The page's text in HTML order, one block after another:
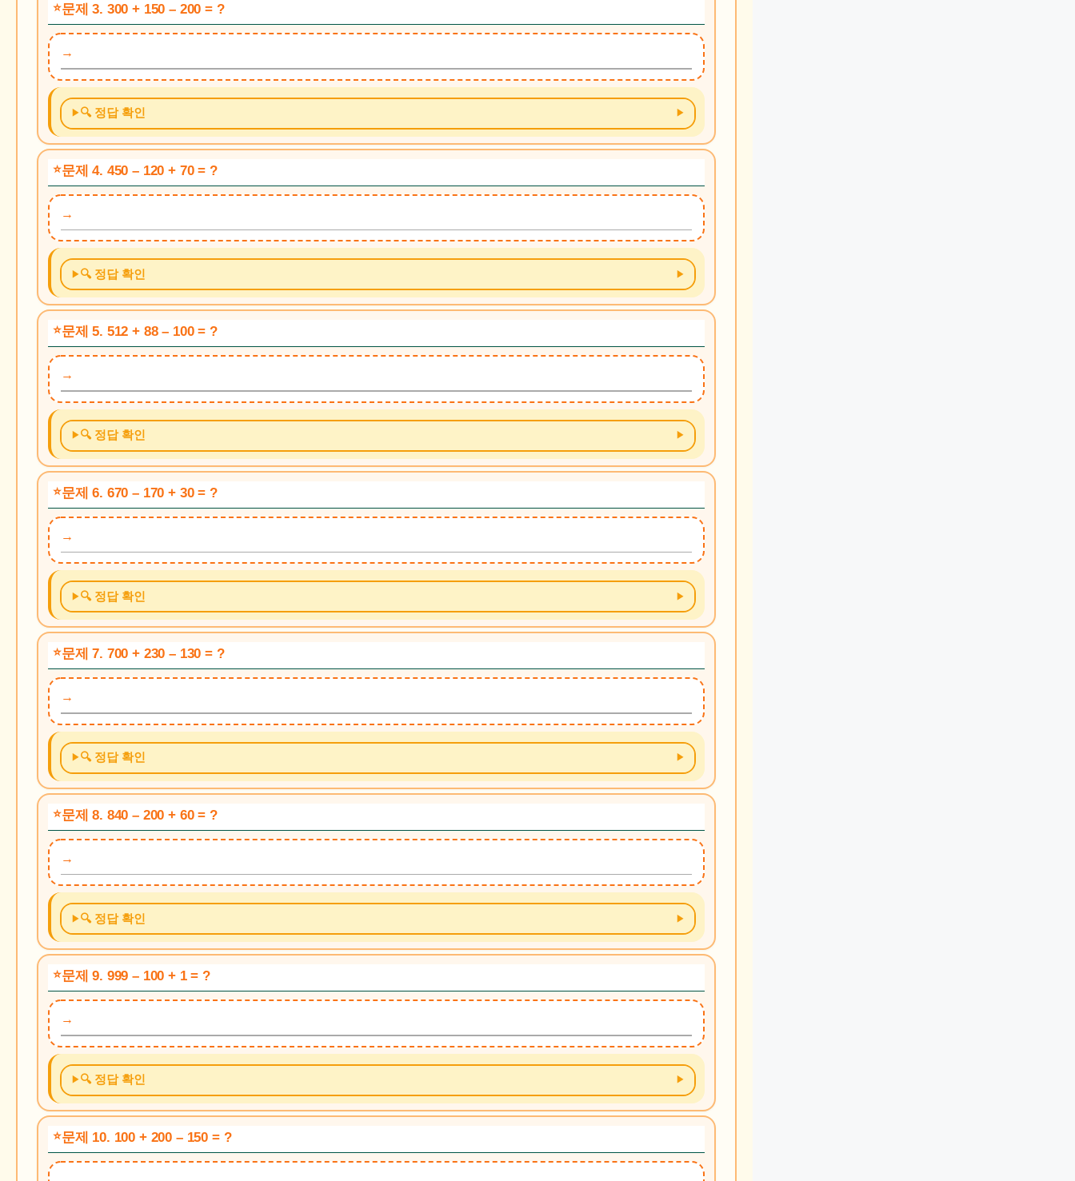
문제 3. 300 + 150 – 200 = ?
🔍 정답 확인
문제 4. 450 – 120 + 70 = ?
🔍 정답 확인
문제 5. 512 + 88 – 100 = ?
🔍 정답 확인
문제 6. 670 – 170 + 30 = ?
🔍 정답 확인
문제 7. 700 + 230 – 130 = ?
🔍 정답 확인
문제 8. 840 – 200 + 60 = ?
🔍 정답 확인
문제 9. 999 – 100 + 1 = ?
🔍 정답 확인
문제 10. 100 + 200 – 150 = ?